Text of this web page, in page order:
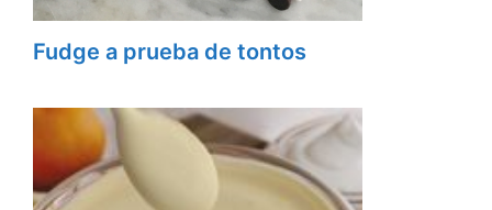
Fudge a prueba de tontos